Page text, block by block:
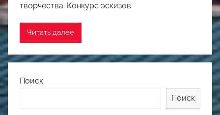
творчества. Конкурс эскизов
Читать далее
Поиск
Поиск